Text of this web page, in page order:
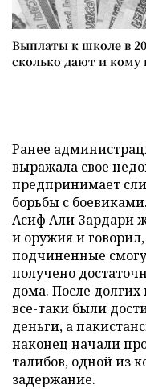
Выплаты к школе в
сколько дают и
Ранее
выражала свое
предпринимает
борьбы с
Асиф Али Зардари
и оружия и
подчиненные
получено
дома. После долгих
все-таки были
деньги, а
наконец начали
талибов, одной из
задержание.